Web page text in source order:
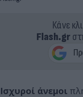
Κάνε
Flash.gr
Ισχυροί άνεμοι